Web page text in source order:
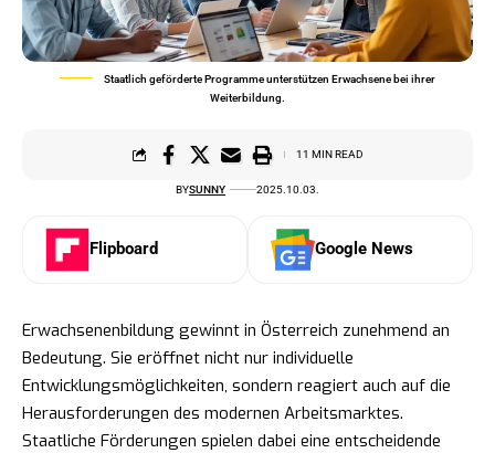
Staatlich geförderte Programme unterstützen Erwachsene bei ihrer
Weiterbildung.
BYSUNNY 2025.10.03.
11 MIN READ
Flipboard Google News
Erwachsenenbildung gewinnt in Österreich zunehmend an
Bedeutung. Sie eröffnet nicht nur individuelle
Entwicklungsmöglichkeiten, sondern reagiert auch auf die
Herausforderungen des modernen Arbeitsmarktes.
Staatliche Förderungen spielen dabei eine entscheidende